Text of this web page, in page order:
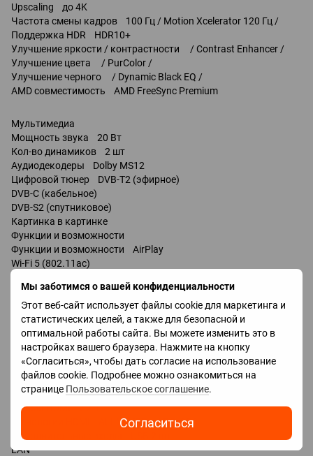
Мы заботимся о вашей конфиденциальности
Этот веб-сайт использует файлы cookie для маркетинга и
статистических целей, а также для безопасной и
оптимальной работы сайта. Вы можете изменить это в
настройках вашего браузера. Нажмите на кнопку
«Согласиться», чтобы дать согласие на использование
файлов cookie. Подробнее можно ознакомиться на
странице Пользовательское соглашение.
Согласиться
Upscaling до 4K
Частота смены кадров 100 Гц / Motion Xcelerator 120 Гц /
Поддержка HDR HDR10+
Улучшение яркости / контрастности / Contrast Enhancer /
Улучшение цвета / PurColor /
Улучшение черного / Dynamic Black EQ /
AMD совместимость AMD FreeSync Premium
Мультимедиа
Мощность звука 20 Вт
Кол-во динамиков 2 шт
Аудиодекодеры Dolby MS12
Цифровой тюнер DVB-T2 (эфирное)
DVB-C (кабельное)
DVB-S2 (спутниковое)
Картинка в картинке
Функции и возможности
Функции и возможности AirPlay
Wi-Fi 5 (802.11ac)
Bluetooth v 5.2
управление голосом
Amazon Alexa
Google Assistant
Bixby
Разъемы
HDMI 3 шт
Версия HDMI v 2.1
Технологии HDMI ALLM, VRR, eARC, CEC
Дополнительные входы USB 2 шт
LAN